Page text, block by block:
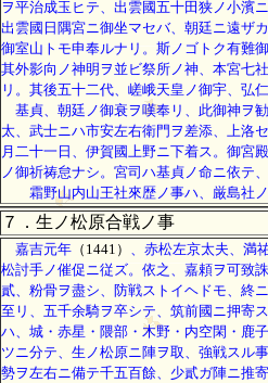
ヲ平治成玉ヒテ、出雲國五十田狭ノ小濱
出雲國日隅宮ニ御坐マセバ、朝廷ニ遠ザ
御室山トモ申奉ルナリ。斯ノゴトク有難
其外影向ノ神明ヲ並ビ祭所ノ神、本宮七
リ。其後五十二代、嵯峨天皇ノ御宇、弘
基貞、朝廷ノ御衰ヲ嘆奉リ、此御神ヲ
太、武士ニハ市安左右衛門ヲ差添、上洛
月二十一日、伊賀國上野ニ下着ス。御宮
ノ御祈祷怠ナシ。宮司ハ基貞ノ命ニ依テ
霜野山内山王社來歴ノ事ハ、厳島社ノ
７．生ノ松原合戦ノ事
嘉吉元年 （1441）
、赤松左京太夫、
松討手ノ催促ニ従ズ。依之、嘉頼ヲ可致
貳、粉骨ヲ盡シ、防戦ストイヘドモ、終
至リ、五千余騎ヲ卒シテ、筑前國ニ押寄
ハ、城・赤星・隈部・木野・内空閑・鹿
ツニ分テ、生ノ松原ニ陣ヲ取、強戦スル
勢ヲ左右ニ備テ千五百餘、少貳ガ陣ニ推